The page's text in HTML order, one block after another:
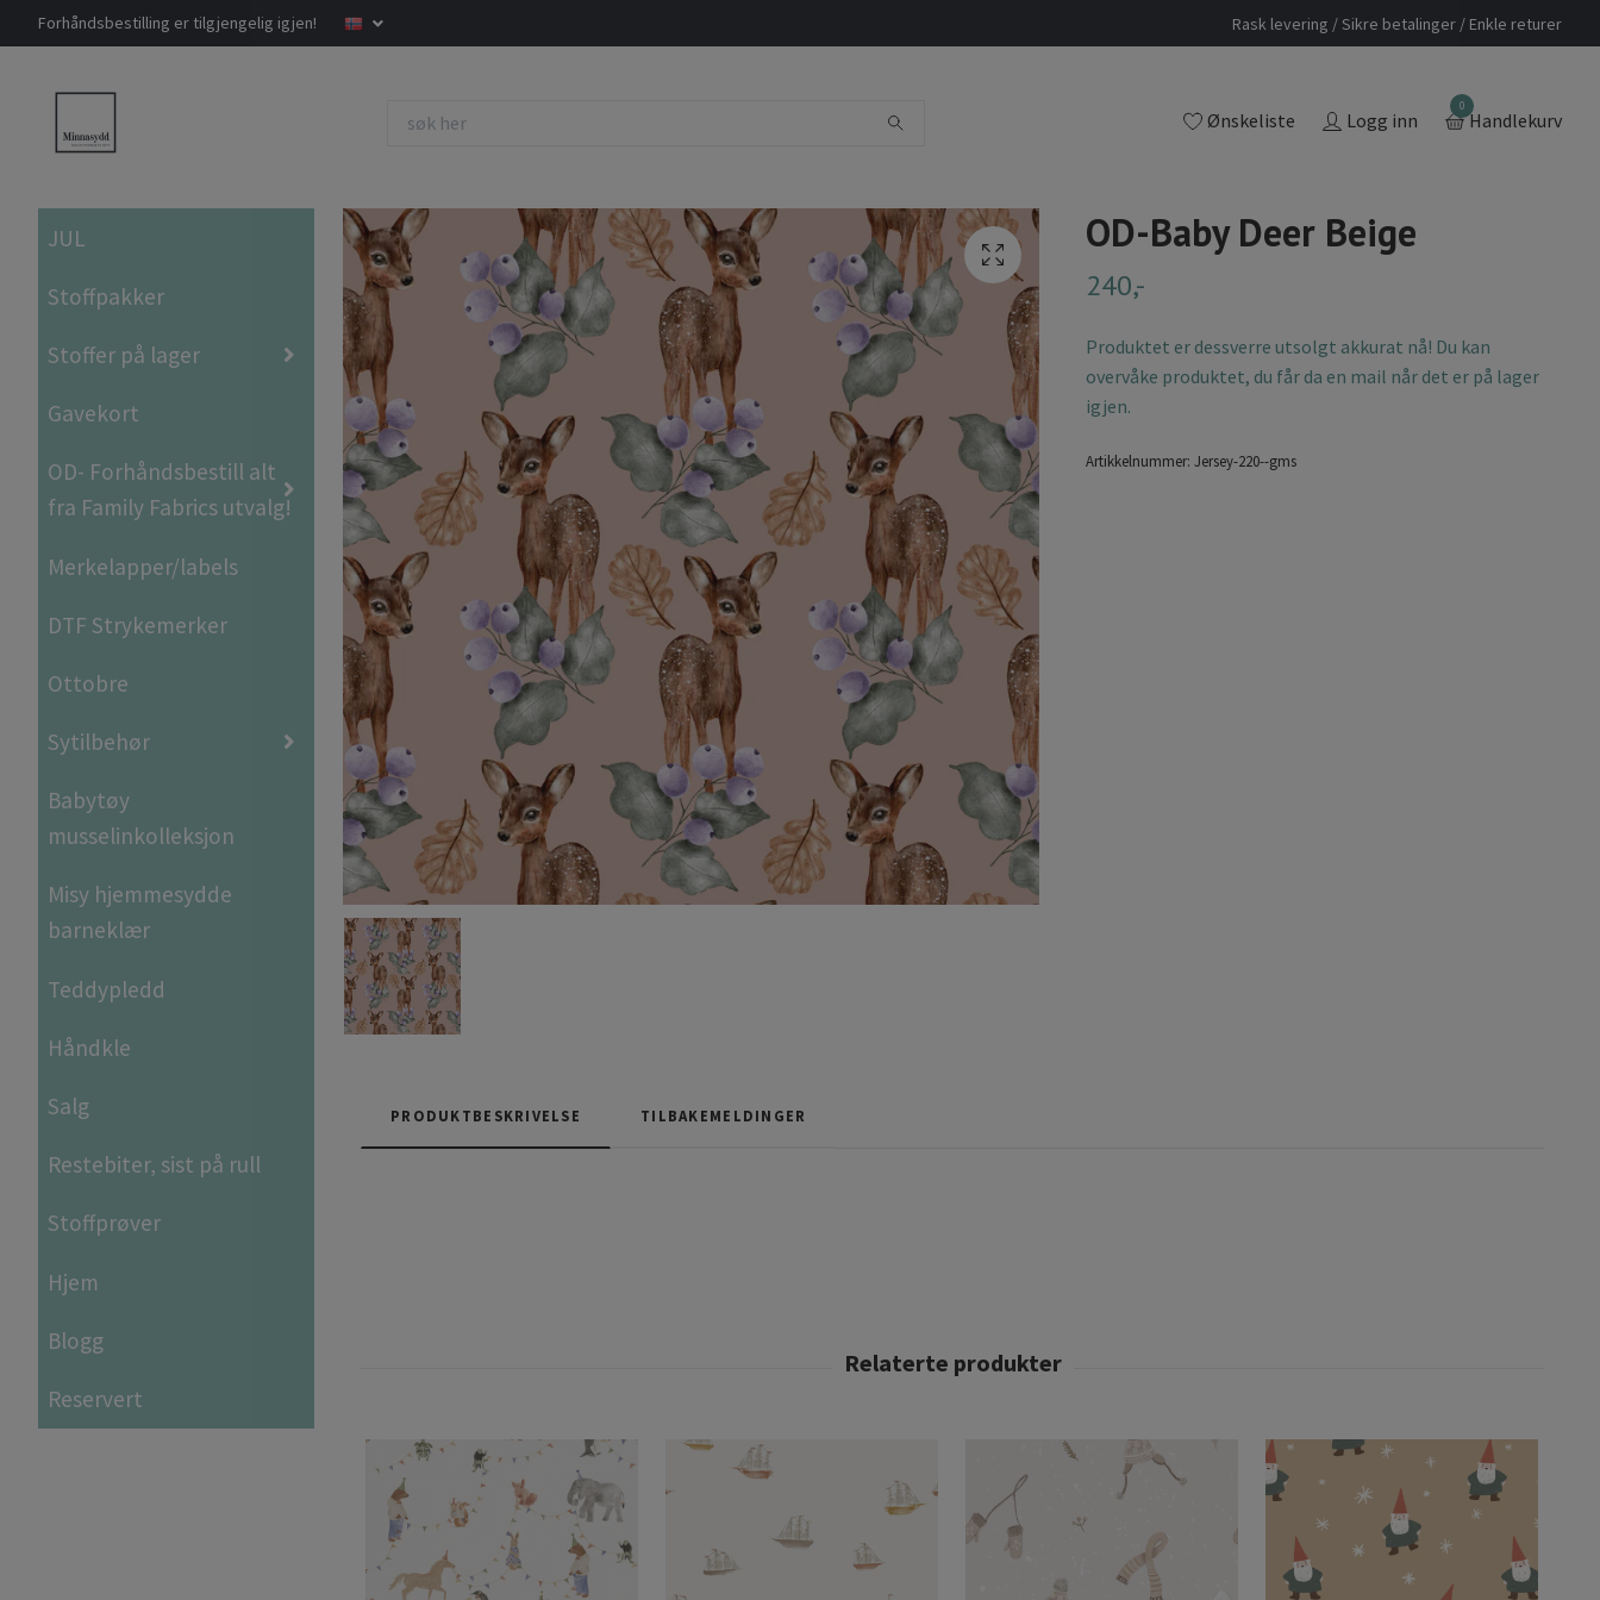
Forhåndsbestilling er tilgjengelig igjen! Rask levering / Sikre betalinger / Enkle returer
Ønskeliste Logg inn
0
Handlekurv
JUL
Stoffpakker
Stoffer på lager
Gavekort
OD- Forhåndsbestill alt
fra Family Fabrics utvalg!
Merkelapper/labels
DTF Strykemerker
Ottobre
Sytilbehør
Babytøy
musselinkolleksjon
Misy hjemmesydde
barneklær
Teddypledd
Håndkle
Salg
Restebiter, sist på rull
Stoffprøver
Hjem
Blogg
Reservert
OD-Baby Deer Beige
240,-
Produktet er dessverre utsolgt akkurat nå! Du kan
overvåke produktet, du får da en mail når det er på lager
igjen.
Artikkelnummer: Jersey-220--gms
PRODUKTBESKRIVELSE TILBAKEMELDINGER